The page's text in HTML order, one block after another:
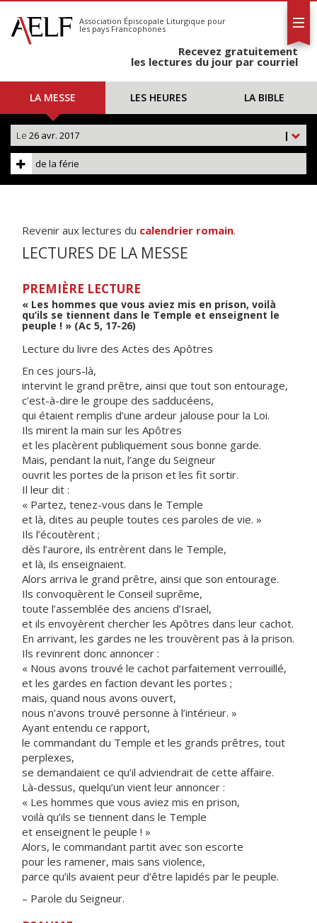
S'abonner
Calendrier
Association Épiscopale Liturgique pour
les pays Francophones
Recevez gratuitement
les lectures du jour par courriel
LA MESSE LES HEURES LA BIBLE
|
Le 26 avr. 2017
de la férie
Revenir aux lectures du calendrier romain.
LECTURES DE LA MESSE
PREMIÈRE LECTURE
« Les hommes que vous aviez mis en prison, voilà
qu’ils se tiennent dans le Temple et enseignent le
peuple ! » (Ac 5, 17-26)
Lecture du livre des Actes des Apôtres
En ces jours-là,
intervint le grand prêtre, ainsi que tout son entourage,
c’est-à-dire le groupe des sadducéens,
qui étaient remplis d’une ardeur jalouse pour la Loi.
Ils mirent la main sur les Apôtres
et les placèrent publiquement sous bonne garde.
Mais, pendant la nuit, l’ange du Seigneur
ouvrit les portes de la prison et les fit sortir.
Il leur dit :
« Partez, tenez-vous dans le Temple
et là, dites au peuple toutes ces paroles de vie. »
Ils l’écoutèrent ;
dès l’aurore, ils entrèrent dans le Temple,
et là, ils enseignaient.
Alors arriva le grand prêtre, ainsi que son entourage.
Ils convoquèrent le Conseil suprême,
toute l’assemblée des anciens d’Israël,
et ils envoyèrent chercher les Apôtres dans leur cachot.
En arrivant, les gardes ne les trouvèrent pas à la prison.
Ils revinrent donc annoncer :
« Nous avons trouvé le cachot parfaitement verrouillé,
et les gardes en faction devant les portes ;
mais, quand nous avons ouvert,
nous n’avons trouvé personne à l’intérieur. »
Ayant entendu ce rapport,
le commandant du Temple et les grands prêtres, tout
perplexes,
se demandaient ce qu’il adviendrait de cette affaire.
Là-dessus, quelqu’un vient leur annoncer :
« Les hommes que vous aviez mis en prison,
voilà qu’ils se tiennent dans le Temple
et enseignent le peuple ! »
Alors, le commandant partit avec son escorte
pour les ramener, mais sans violence,
parce qu’ils avaient peur d’être lapidés par le peuple.
– Parole du Seigneur.